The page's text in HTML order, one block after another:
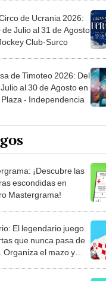
de Ucrania 2026:
de Julio al 31 de Agosto
Club-Surco
de Timoteo 2026: Del
al 30 de Agosto en
- Independencia
¡Descubre las
escondidas en
Mastergrama!
El legendario juego
que nunca pasa de
Organiza el mazo y